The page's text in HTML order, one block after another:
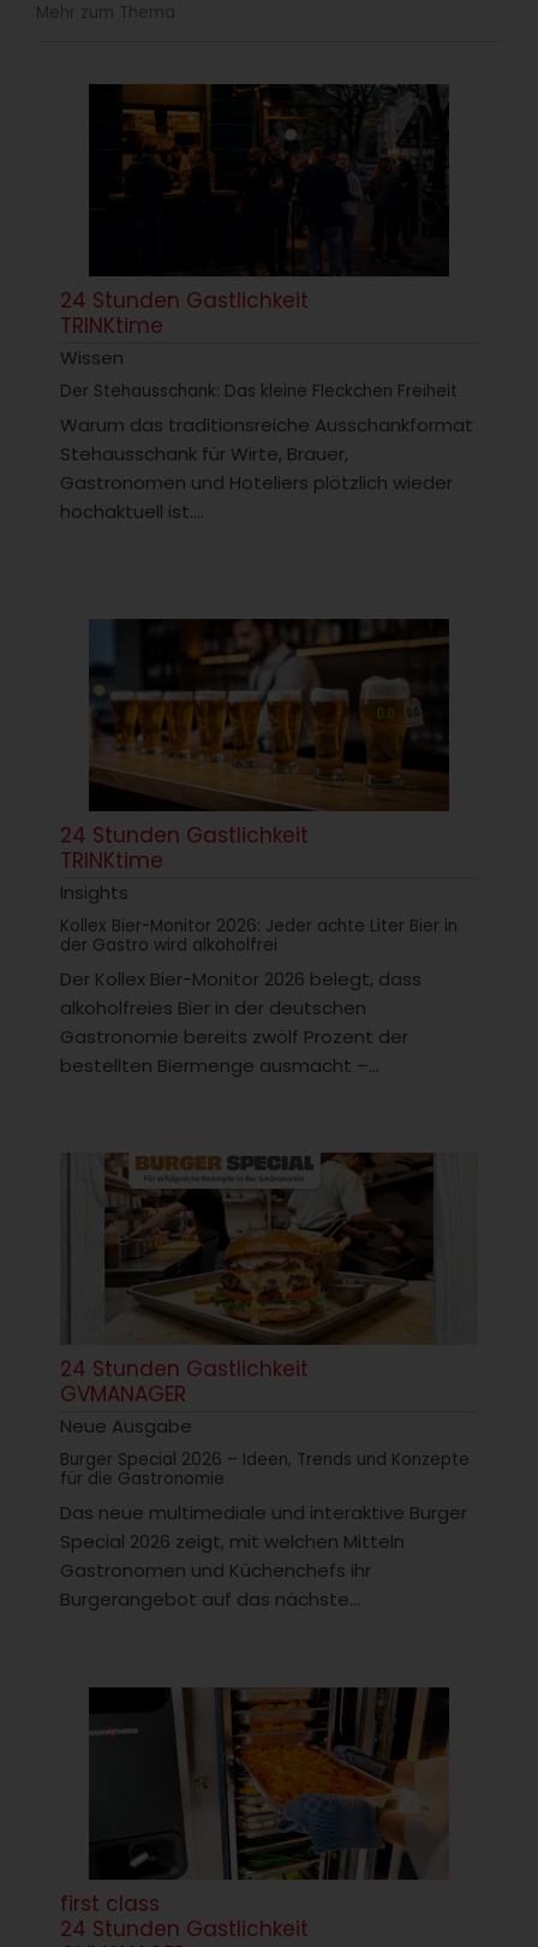
Mehr zum Thema
24 Stunden Gastlichkeit
TRINKtime
Wissen
Der Stehausschank: Das kleine Fleckchen Freiheit
Warum das traditionsreiche Ausschankformat
Stehausschank für Wirte, Brauer,
Gastronomen und Hoteliers plötzlich wieder
hochaktuell ist....
24 Stunden Gastlichkeit
TRINKtime
Insights
Kollex Bier-Monitor 2026: Jeder achte Liter Bier in
der Gastro wird alkoholfrei
Der Kollex Bier-Monitor 2026 belegt, dass
alkoholfreies Bier in der deutschen
Gastronomie bereits zwölf Prozent der
bestellten Biermenge ausmacht –...
24 Stunden Gastlichkeit
GVMANAGER
Neue Ausgabe
Burger Special 2026 – Ideen, Trends und Konzepte
für die Gastronomie
Das neue multimediale und interaktive Burger
Special 2026 zeigt, mit welchen Mitteln
Gastronomen und Küchenchefs ihr
Burgerangebot auf das nächste...
first class
24 Stunden Gastlichkeit